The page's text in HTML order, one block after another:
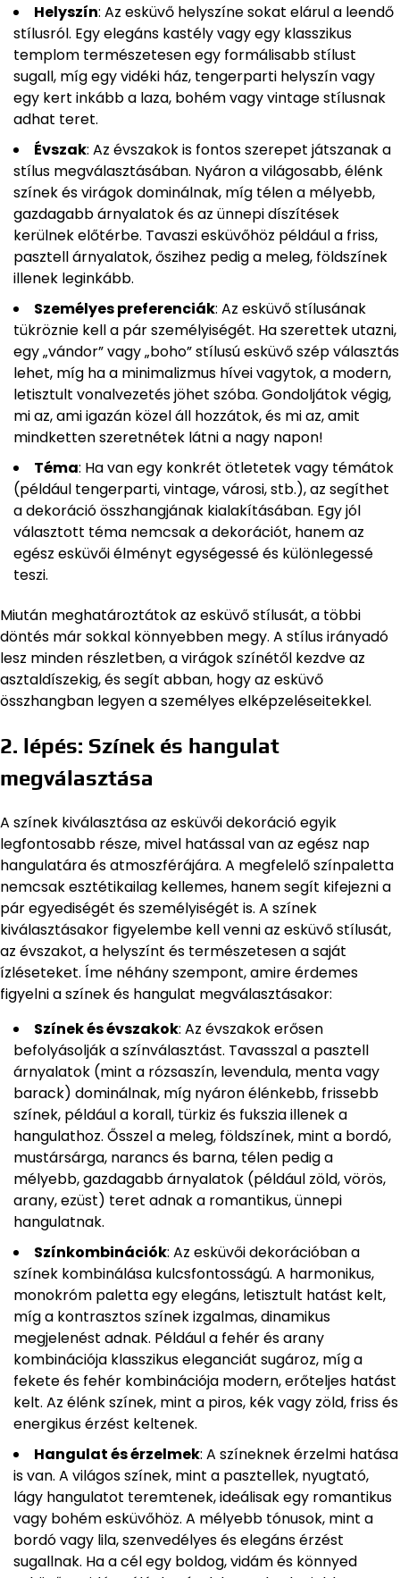
Helyszín: Az esküvő helyszíne sokat elárul a leendő
stílusról. Egy elegáns kastély vagy egy klasszikus
templom természetesen egy formálisabb stílust
sugall, míg egy vidéki ház, tengerparti helyszín vagy
egy kert inkább a laza, bohém vagy vintage stílusnak
adhat teret.
Évszak: Az évszakok is fontos szerepet játszanak a
stílus megválasztásában. Nyáron a világosabb, élénk
színek és virágok dominálnak, míg télen a mélyebb,
gazdagabb árnyalatok és az ünnepi díszítések
kerülnek előtérbe. Tavaszi esküvőhöz például a friss,
pasztell árnyalatok, őszihez pedig a meleg, földszínek
illenek leginkább.
Személyes preferenciák: Az esküvő stílusának
tükröznie kell a pár személyiségét. Ha szerettek utazni,
egy „vándor” vagy „boho” stílusú esküvő szép választás
lehet, míg ha a minimalizmus hívei vagytok, a modern,
letisztult vonalvezetés jöhet szóba. Gondoljátok végig,
mi az, ami igazán közel áll hozzátok, és mi az, amit
mindketten szeretnétek látni a nagy napon!
Téma: Ha van egy konkrét ötletetek vagy témátok
(például tengerparti, vintage, városi, stb.), az segíthet
a dekoráció összhangjának kialakításában. Egy jól
választott téma nemcsak a dekorációt, hanem az
egész esküvői élményt egységessé és különlegessé
teszi.
Miután meghatároztátok az esküvő stílusát, a többi
döntés már sokkal könnyebben megy. A stílus irányadó
lesz minden részletben, a virágok színétől kezdve az
asztaldíszekig, és segít abban, hogy az esküvő
összhangban legyen a személyes elképzeléseitekkel.
2. lépés: Színek és hangulat
megválasztása
A színek kiválasztása az esküvői dekoráció egyik
legfontosabb része, mivel hatással van az egész nap
hangulatára és atmoszférájára. A megfelelő színpaletta
nemcsak esztétikailag kellemes, hanem segít kifejezni a
pár egyediségét és személyiségét is. A színek
kiválasztásakor figyelembe kell venni az esküvő stílusát,
az évszakot, a helyszínt és természetesen a saját
ízléseteket. Íme néhány szempont, amire érdemes
figyelni a színek és hangulat megválasztásakor:
Színek és évszakok: Az évszakok erősen
befolyásolják a színválasztást. Tavasszal a pasztell
árnyalatok (mint a rózsaszín, levendula, menta vagy
barack) dominálnak, míg nyáron élénkebb, frissebb
színek, például a korall, türkiz és fukszia illenek a
hangulathoz. Ősszel a meleg, földszínek, mint a bordó,
mustársárga, narancs és barna, télen pedig a
mélyebb, gazdagabb árnyalatok (például zöld, vörös,
arany, ezüst) teret adnak a romantikus, ünnepi
hangulatnak.
Színkombinációk: Az esküvői dekorációban a
színek kombinálása kulcsfontosságú. A harmonikus,
monokróm paletta egy elegáns, letisztult hatást kelt,
míg a kontrasztos színek izgalmas, dinamikus
megjelenést adnak. Például a fehér és arany
kombinációja klasszikus eleganciát sugároz, míg a
fekete és fehér kombinációja modern, erőteljes hatást
kelt. Az élénk színek, mint a piros, kék vagy zöld, friss és
energikus érzést keltenek.
Hangulat és érzelmek: A színeknek érzelmi hatása
is van. A világos színek, mint a pasztellek, nyugtató,
lágy hangulatot teremtenek, ideálisak egy romantikus
vagy bohém esküvőhöz. A mélyebb tónusok, mint a
bordó vagy lila, szenvedélyes és elegáns érzést
sugallnak. Ha a cél egy boldog, vidám és könnyed